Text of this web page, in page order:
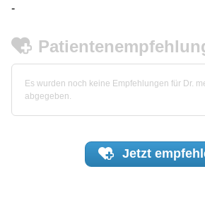
-
Es wurden noch keine Empfehlungen für Dr.
abgegeben.
Jetzt